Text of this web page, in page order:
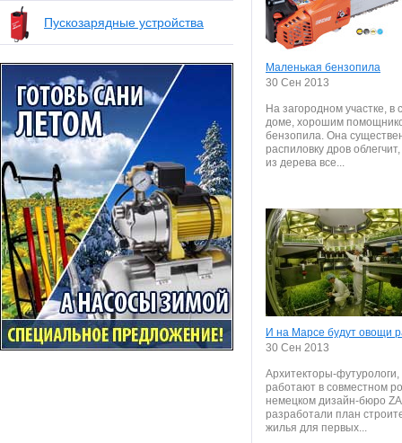
Пускозарядные устройства
Маленькая бензопила
30 Сен 2013
На загородном участке, в
доме, хорошим
бензопила. Она
распиловку дров
из дерева все...
И на Марсе будут овощи
30 Сен 2013
Архитекторы-
работают в совместном
немецком дизайн-бюро
разработали план
жилья для первых...